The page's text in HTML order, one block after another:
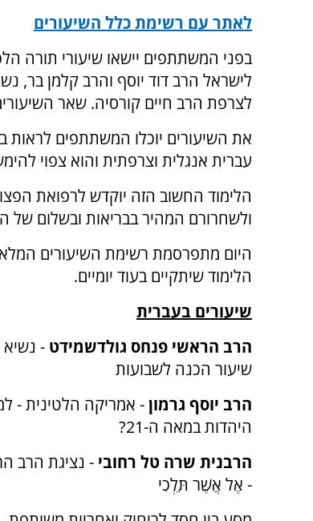
לאתר עם רשימת כלל השיעורים
בפני המשתתפים יישאו שיעורי תורה
לישראל הרב דוד יוסף והרב קלמן בר,
לצרפת הרב חיים קורסיה. שאר
עברית אנגלית וצרפתית והוא צפוי
הלימוד החשוב הזה יוקדש לרפואת
ולשחרורם המהיר בבריאות ובשלום
היום מתפרסמת רשימת השיעורים
הלימוד שיתקיים בעוד יומיים.
שיעורים בעברית
הרב הראשי פנחס גולדשמידט - נשיא
שיעור הכנה לשבועות
הרב יוסף גרמון- אמריקה הלטינית -
היהדות במאה ה-21?
הרבנית שרה טל רחובי - נציגת הרב
- אֶל אֲשֶׁר תֵּלְכִי